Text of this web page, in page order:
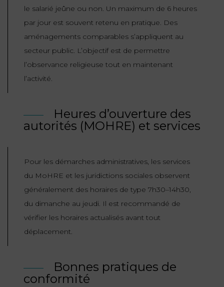
le salarié jeûne ou non. Un maximum de 6 heures
par jour est souvent retenu en pratique. Des
aménagements comparables s’appliquent au
secteur public. L’objectif est de permettre
l’observance religieuse tout en maintenant
l’activité.
Heures d’ouverture des
autorités (MOHRE) et services
Pour les démarches administratives, les services
du MoHRE et les juridictions sociales observent
généralement des horaires de type 7h30–14h30,
du dimanche au jeudi. Il est recommandé de
vérifier les horaires actualisés avant tout
déplacement.
Bonnes pratiques de
conformité